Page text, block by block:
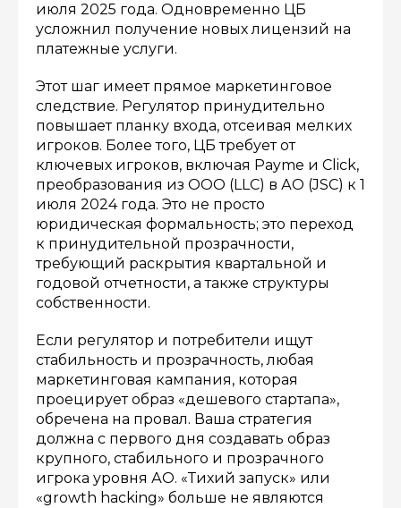
июля 2025 года. Одновременно ЦБ
усложнил получение новых лицензий на
платежные услуги.
Этот шаг имеет прямое маркетинговое
следствие. Регулятор принудительно
повышает планку входа, отсеивая мелких
игроков. Более того, ЦБ требует от
ключевых игроков, включая Payme и Click,
преобразования из ООО (LLC) в АО (JSC) к 1
июля 2024 года. Это не просто
юридическая формальность; это переход
к принудительной прозрачности,
требующий раскрытия квартальной и
годовой отчетности, а также структуры
собственности.
Если регулятор и потребители ищут
стабильность и прозрачность, любая
маркетинговая кампания, которая
проецирует образ «дешевого стартапа»,
обречена на провал. Ваша стратегия
должна с первого дня создавать образ
крупного, стабильного и прозрачного
игрока уровня АО. «Тихий запуск» или
«growth hacking» больше не являются